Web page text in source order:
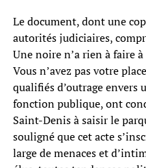
Le document, dont une
autorités judiciaires,
Une noire n’a rien à faire
Vous n’avez pas votre
qualifiés d’outrage envers
fonction publique, ont
Saint-Denis à saisir le
souligné que cet acte
large de menaces et